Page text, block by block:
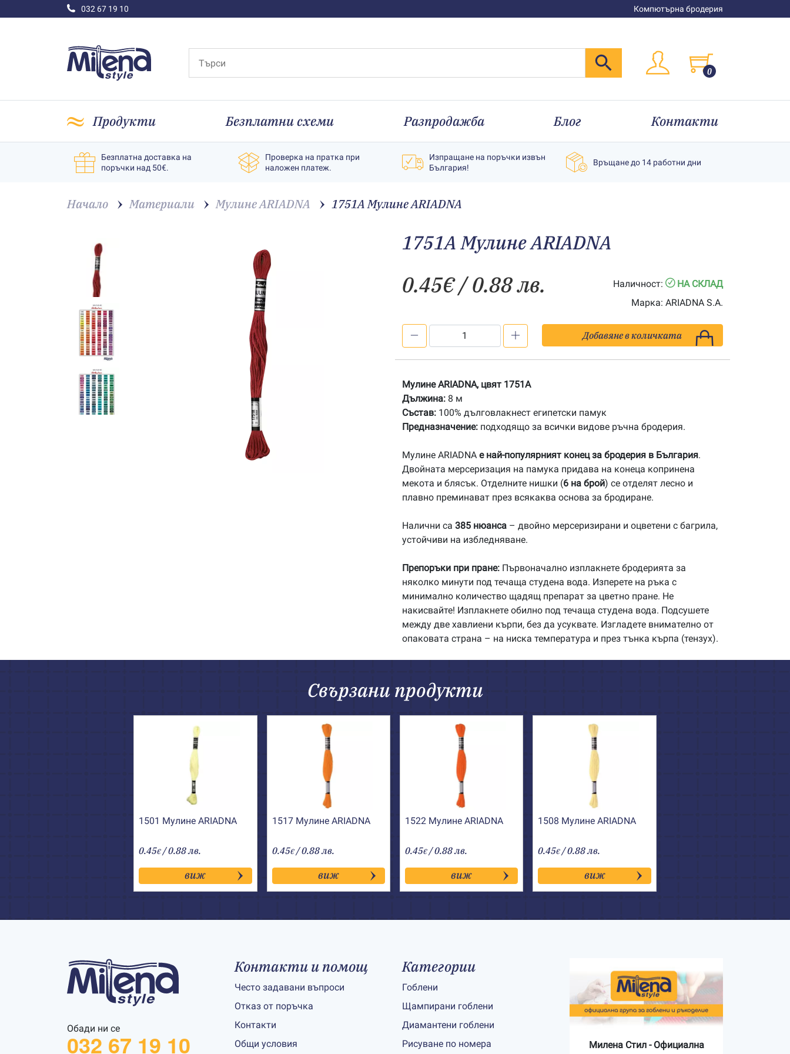
032 67 19 10 Компютърна бродерия
0
Продукти Безплатни схеми Разпродажба Блог Контакти
Безплатна доставка на
поръчки над 50€.
Проверка на пратка при
наложен платеж.
Изпращане на поръчки извън
България!
Връщане до 14 работни дни
Начало Материали Мулине ARIADNA 1751A Мулине АRIADNA
1751A Мулине АRIADNA
0.45€/ 0.88 лв. Наличност:
НА СКЛАД
Марка: ARIADNA S.A.
Мулине
АRIADNA
Добавяне в количката
Мулине ARIADNA, цвят 1751A
Дължина: 8 м
Състав: 100% дълговлакнест египетски памук
Предназначение: подходящо за всички видове ръчна бродерия.
Мулине ARIADNA е най-популярният конец за бродерия в България.
Двойната мерсеризация на памука придава на конеца копринена
мекота и блясък. Отделните нишки (6 на брой) се отделят лесно и
плавно преминават през всякаква основа за бродиране.
Налични са 385 нюанса – двойно мерсеризирани и оцветени с багрила,
устойчиви на избледняване.
Препоръки при пране: Първоначално изплакнете бродерията за
няколко минути под течаща студена вода. Изперете на ръка с
минимално количество щадящ препарат за цветно пране. Не
накисвайте! Изплакнете обилно под течаща студена вода. Подсушете
между две хавлиени кърпи, без да усуквате. Изгладете внимателно от
опаковата страна – на ниска температура и през тънка кърпа (тензух).
Свързани продукти
1501 Мулине АRIADNA
0.45€ / 0.88 лв.
виж
1517 Мулине АRIADNA
0.45€/ 0.88 лв.
виж
1522 Мулине АRIADNA
0.45€ / 0.88 лв.
виж
1508 Мулине АRIADNA
0.45€ / 0.88 лв.
виж
Обади ни се
032 67 19 10
Контакти и помощ
Често задавани въпроси
Отказ от поръчка
Контакти
Общи условия
Категории
Гоблени
Щампирани гоблени
Диамантени гоблени
Рисуване по номера
Милена Стил - Официална